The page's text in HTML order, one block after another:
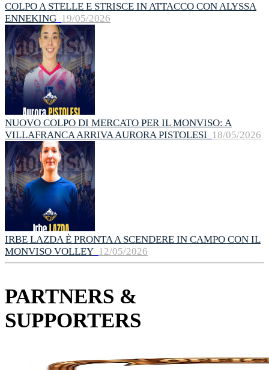
COLPO A STELLE E STRISCE IN ATTACCO CON ALYSSA
ENNEKING 19/05/2026
NUOVO COLPO DI MERCATO PER IL MONVISO: A
VILLAFRANCA ARRIVA AURORA PISTOLESI 18/05/2026
IRBE LAZDA È PRONTA A SCENDERE IN CAMPO CON IL
MONVISO VOLLEY 12/05/2026
PARTNERS &
SUPPORTERS